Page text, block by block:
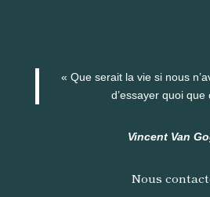
« Que serait la vie si nous
d’essayer quoi que
Vincent Van
Nous